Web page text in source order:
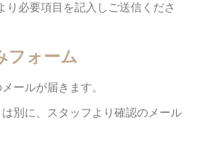
り必要項目を記入しご送信くださ
フォーム
ールが届きます。
別に、スタッフより確認のメール